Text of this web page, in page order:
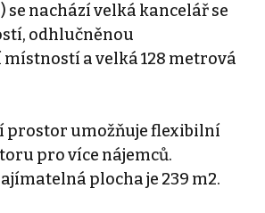
se nachází velká kancelář se
odhlučněnou
a velká 128 metrová
umožňuje flexibilní
pro více nájemců.
plocha je 239 m2.